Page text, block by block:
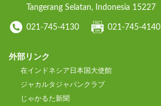
Tangerang Selatan,
Indonesia 15227
021-745-4130 021-745-4140
外部リンク
在インドネシア日本国大使館
ジャカルタジャパンクラブ
じゃかるた新聞